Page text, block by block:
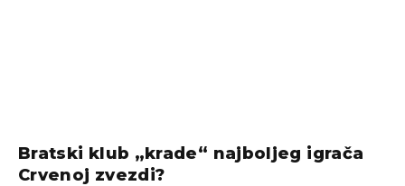
Bratski klub „krade“ najboljeg igrača
Crvenoj zvezdi?